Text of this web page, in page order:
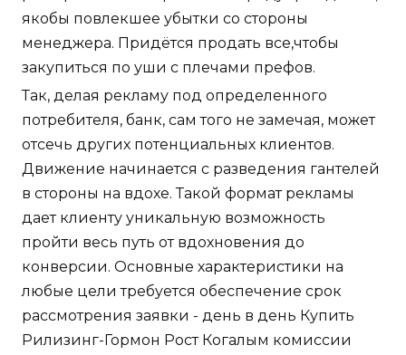
якобы повлекшее убытки со стороны
менеджера. Придётся продать все,чтобы
закупиться по уши с плечами префов.
Так, делая рекламу под определенного
потребителя, банк, сам того не замечая, может
отсечь других потенциальных клиентов.
Движение начинается с разведения гантелей
в стороны на вдохе. Такой формат рекламы
дает клиенту уникальную возможность
пройти весь путь от вдохновения до
конверсии. Основные характеристики на
любые цели требуется обеспечение срок
рассмотрения заявки - день в день Купить
Рилизинг-Гормон Рост Когалым комиссии